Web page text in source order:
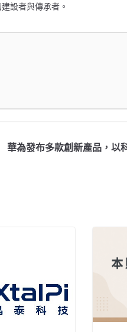
設者與傳承者。
華為發布多款創新產品，以